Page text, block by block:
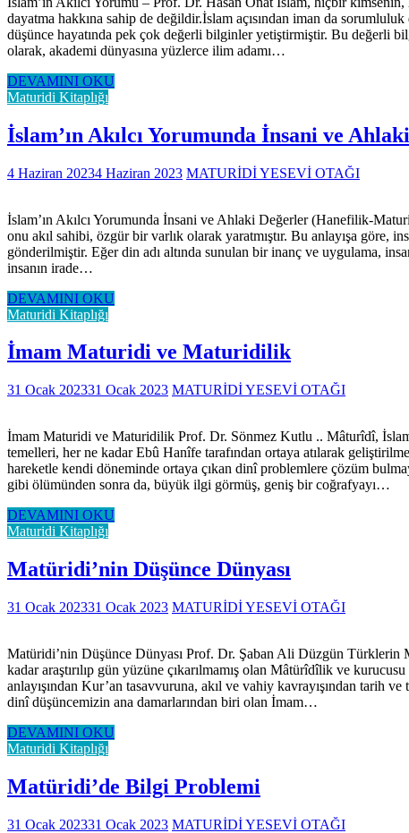
dayatma hakkına sahip de değildir.İslam açısından iman da
düşünce hayatında pek çok değerli bilginler yetiştirmiştir. Bu değerli
olarak, akademi dünyasına yüzlerce ilim adamı…
DEVAMINI OKU
Maturidi Kitaplığı
İslam’ın Akılcı Yorumunda İnsani ve
4 Haziran 20234 Haziran 2023 MATURİDİ YESEVİ OTAĞI
İslam’ın Akılcı Yorumunda İnsani ve Ahlaki Değerler (Hanefilik-
onu akıl sahibi, özgür bir varlık olarak yaratmıştır. Bu anlayışa göre,
gönderilmiştir. Eğer din adı altında sunulan bir inanç ve uygulama,
insanın irade…
DEVAMINI OKU
Maturidi Kitaplığı
İmam Maturidi ve Maturidilik
31 Ocak 202331 Ocak 2023 MATURİDİ YESEVİ OTAĞI
İmam Maturidi ve Maturidilik Prof. Dr. Sönmez Kutlu .. Mâturîdî, İslam
temelleri, her ne kadar Ebû Hanîfe tarafından ortaya atılarak
hareketle kendi döneminde ortaya çıkan dinî problemlere çözüm
gibi ölümünden sonra da, büyük ilgi görmüş, geniş bir coğrafyayı…
DEVAMINI OKU
Maturidi Kitaplığı
Matüridi’nin Düşünce Dünyası
31 Ocak 202331 Ocak 2023 MATURİDİ YESEVİ OTAĞI
Matüridi’nin Düşünce Dünyası Prof. Dr. Şaban Ali Düzgün Türklerin
kadar araştırılıp gün yüzüne çıkarılmamış olan Mâtürîdîlik ve
anlayışından Kur’an tasavvuruna, akıl ve vahiy kavrayışından tarih
dinî düşüncemizin ana damarlarından biri olan İmam…
DEVAMINI OKU
Maturidi Kitaplığı
Matüridi’de Bilgi Problemi
31 Ocak 202331 Ocak 2023 MATURİDİ YESEVİ OTAĞI